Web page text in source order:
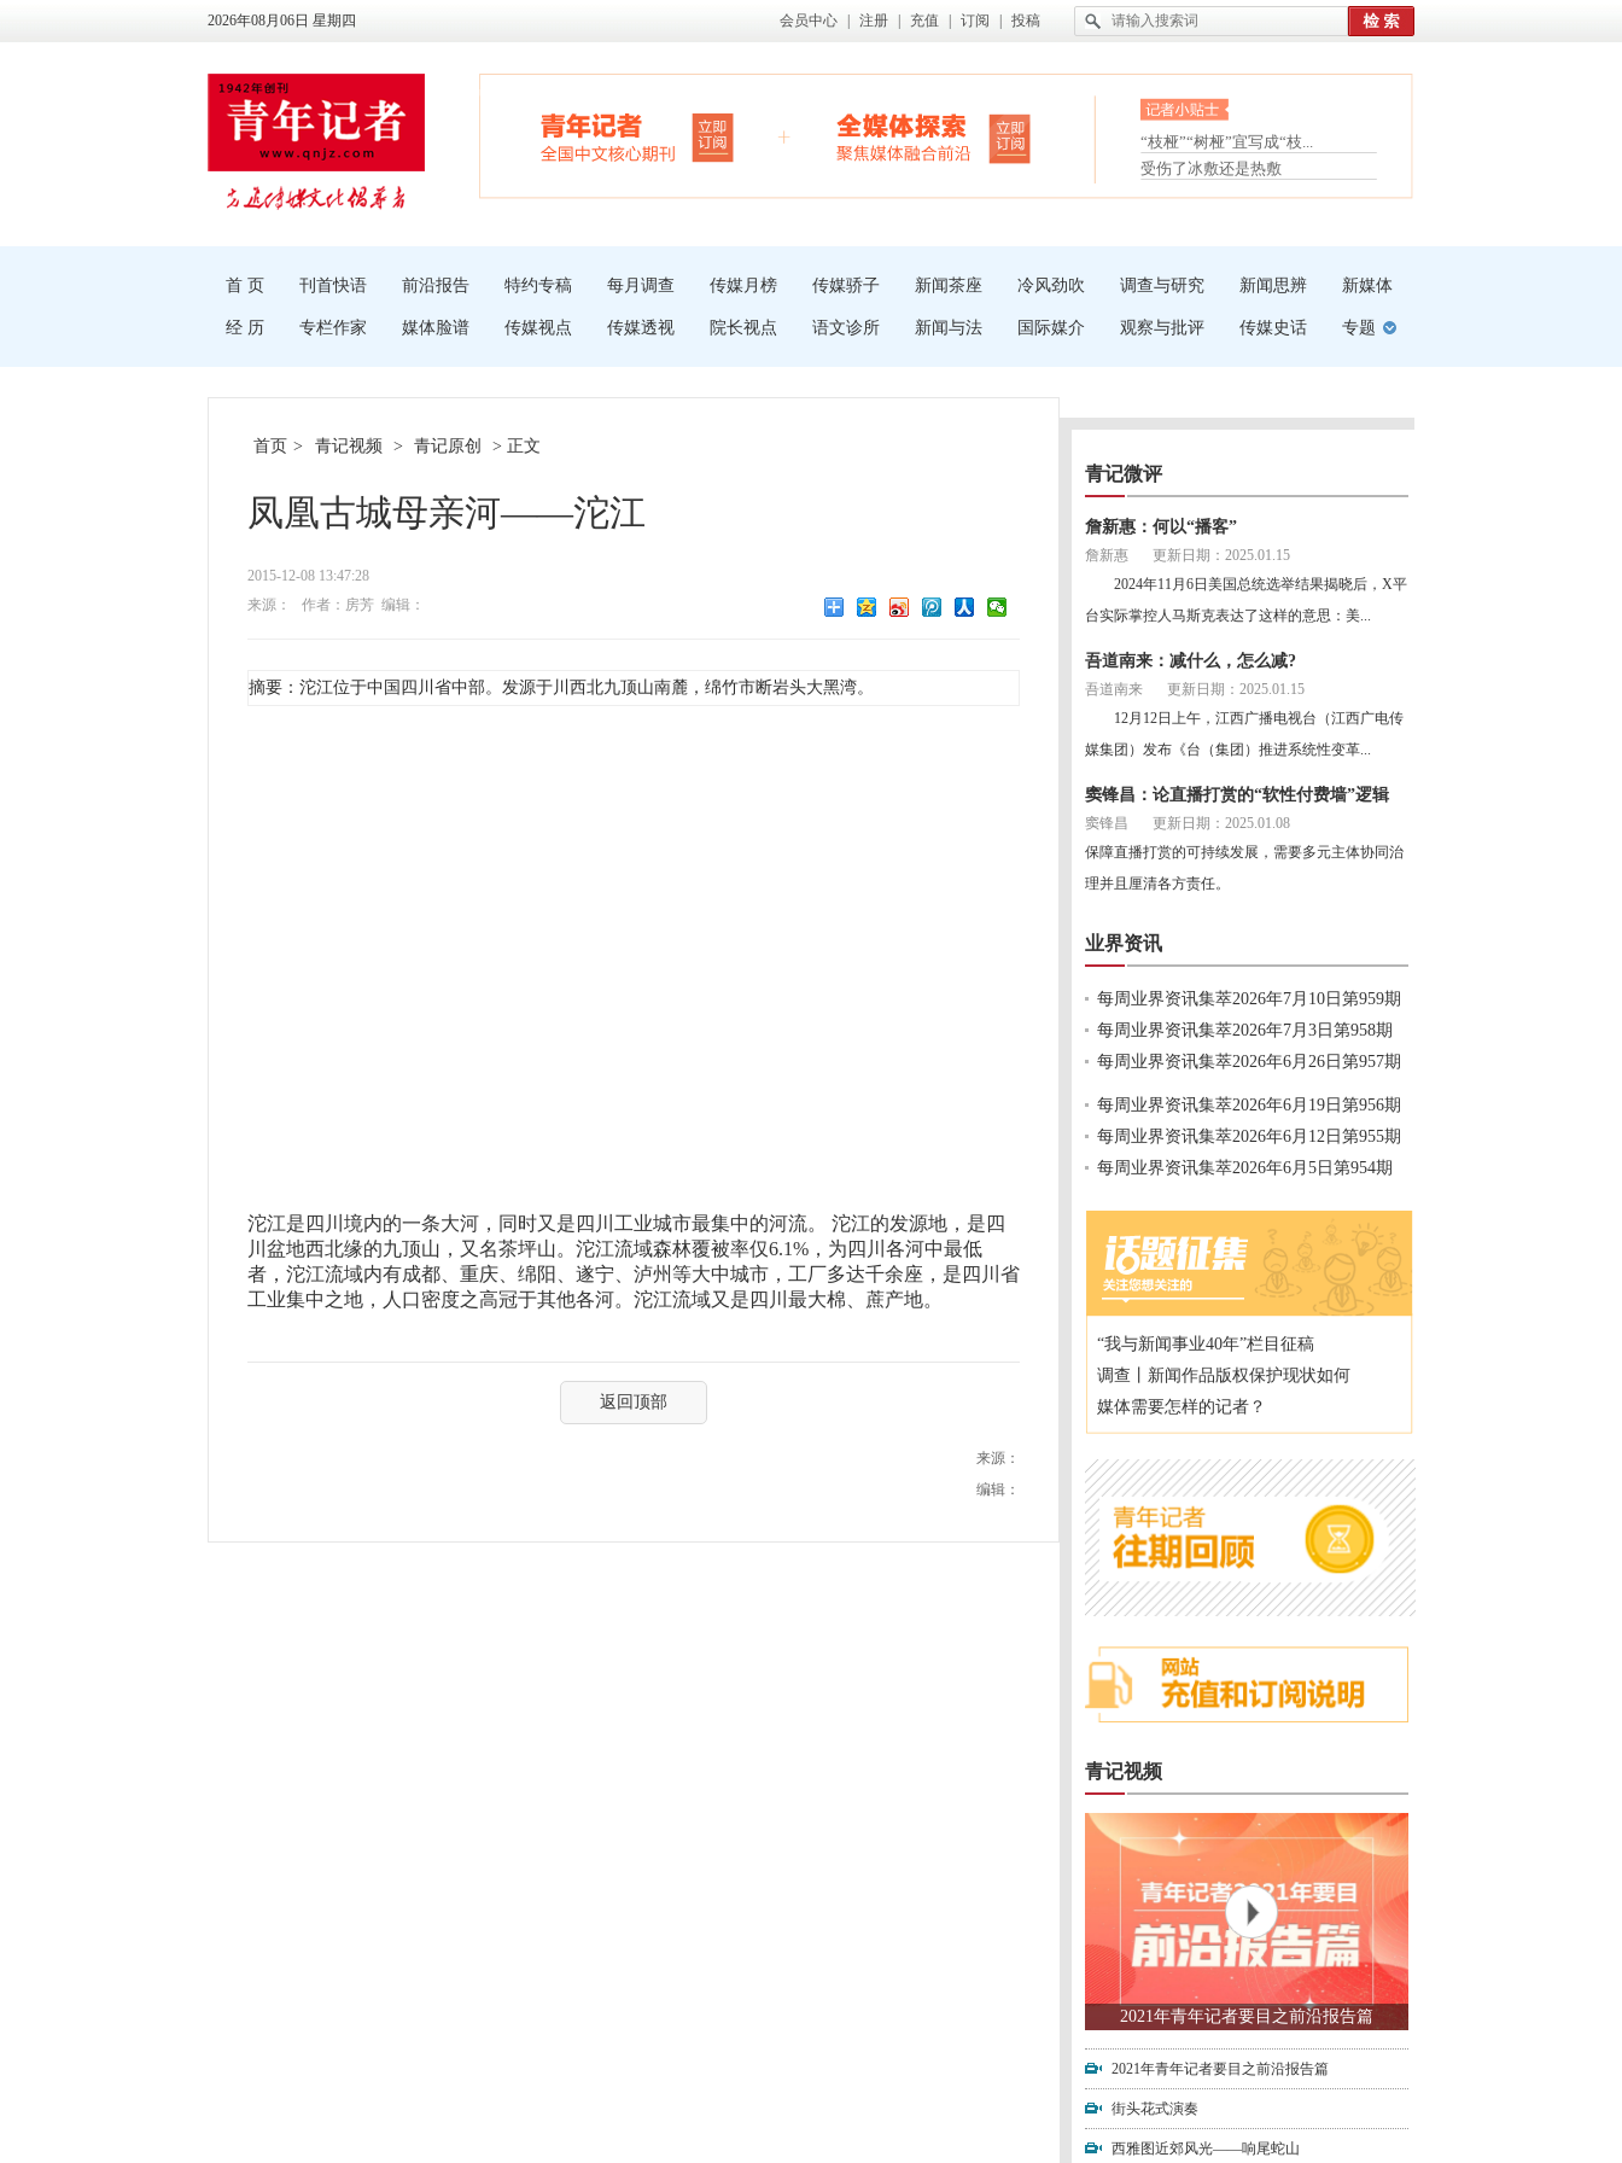
2026年08月06日 星期四 会员中心 注册 充值 订阅 投稿
眼白变红或是结膜下出血
“枝桠”“树桠”宜写成“枝...
夏天缓解疲劳有三招
护腰，摆脱六大坏习惯
受伤了冰敷还是热敷
白内障治疗的误区
首 页 刊首快语 前沿报告 特约专稿 每月调查 传媒月榜 传媒骄子 新闻茶座 冷风劲吹 调查与研究 新闻思辨 新媒体
经 历 专栏作家 媒体脸谱 传媒视点 传媒透视 院长视点 语文诊所 新闻与法 国际媒介 观察与批评 传媒史话 专题
首页 > 青记视频 > 青记原创 > 正文
凤凰古城母亲河——沱江
2015-12-08 13:47:28
来源：
作者：房芳 编辑：
摘要：沱江位于中国四川省中部。发源于川西北九顶山南麓，绵竹市断岩头大黑湾。
沱江是四川境内的一条大河，同时又是四川工业城市最集中的河流。 沱江的发源地，是四
川盆地西北缘的九顶山，又名茶坪山。沱江流域森林覆被率仅6.1%，为四川各河中最低
者，沱江流域内有成都、重庆、绵阳、遂宁、泸州等大中城市，工厂多达千余座，是四川省
工业集中之地，人口密度之高冠于其他各河。沱江流域又是四川最大棉、蔗产地。
返回顶部
来源：
编辑：
青记微评
詹新惠：何以“播客”
詹新惠
更新日期：2025.01.15
2024年11月6日美国总统选举结果揭晓后，X平
台实际掌控人马斯克表达了这样的意思：美...
吾道南来：减什么，怎么减?
吾道南来
更新日期：2025.01.15
12月12日上午，江西广播电视台（江西广电传
媒集团）发布《台（集团）推进系统性变革...
窦锋昌：论直播打赏的“软性付费墙”逻辑
窦锋昌
更新日期：2025.01.08
保障直播打赏的可持续发展，需要多元主体协同治
理并且厘清各方责任。
业界资讯
每周业界资讯集萃2026年7月10日第959期
每周业界资讯集萃2026年7月3日第958期
每周业界资讯集萃2026年6月26日第957期
每周业界资讯集萃2026年6月19日第956期
每周业界资讯集萃2026年6月12日第955期
每周业界资讯集萃2026年6月5日第954期
“我与新闻事业40年”栏目征稿
调查丨新闻作品版权保护现状如何
媒体需要怎样的记者？
青记视频
2021年青年记者要目之前沿报告篇
2021年青年记者要目之前沿报告篇
街头花式演奏
西雅图近郊风光——响尾蛇山